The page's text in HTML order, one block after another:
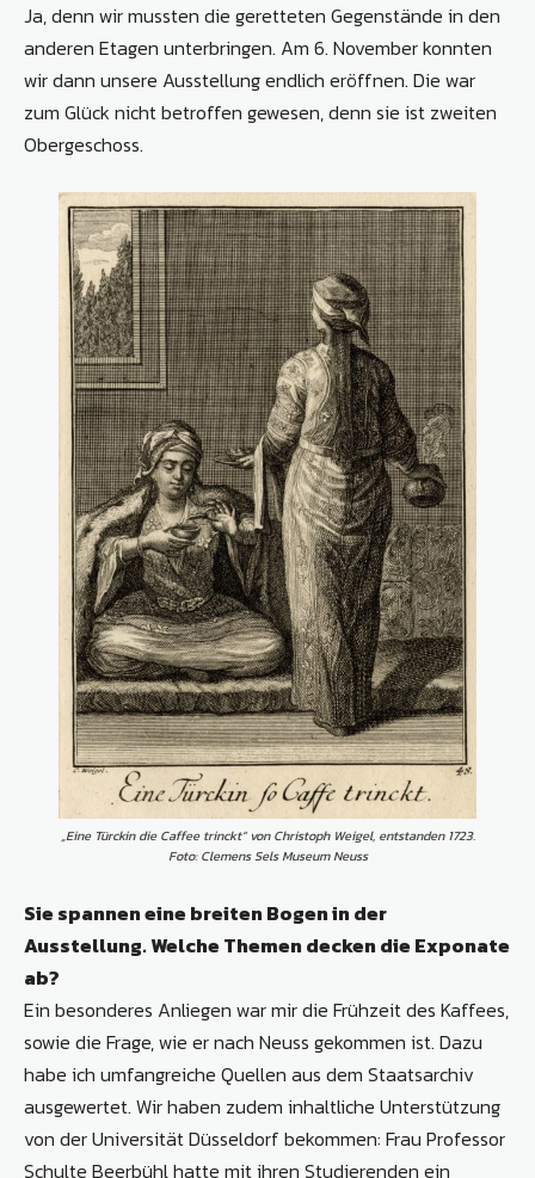
Ja, denn wir mussten die geretteten Gegenstände in den
anderen Etagen unterbringen. Am 6. November konnten
wir dann unsere Ausstellung endlich eröffnen. Die war
zum Glück nicht betroffen gewesen, denn sie ist zweiten
Obergeschoss.
„Eine Türckin die Caffee trinckt“ von Christoph Weigel, entstanden 1723.
Foto: Clemens Sels Museum Neuss
Sie spannen eine breiten Bogen in der
Ausstellung. Welche Themen decken die Exponate
ab?
Ein besonderes Anliegen war mir die Frühzeit des Kaffees,
sowie die Frage, wie er nach Neuss gekommen ist. Dazu
habe ich umfangreiche Quellen aus dem Staatsarchiv
ausgewertet. Wir haben zudem inhaltliche Unterstützung
von der Universität Düsseldorf bekommen: Frau Professor
Schulte Beerbühl hatte mit ihren Studierenden ein